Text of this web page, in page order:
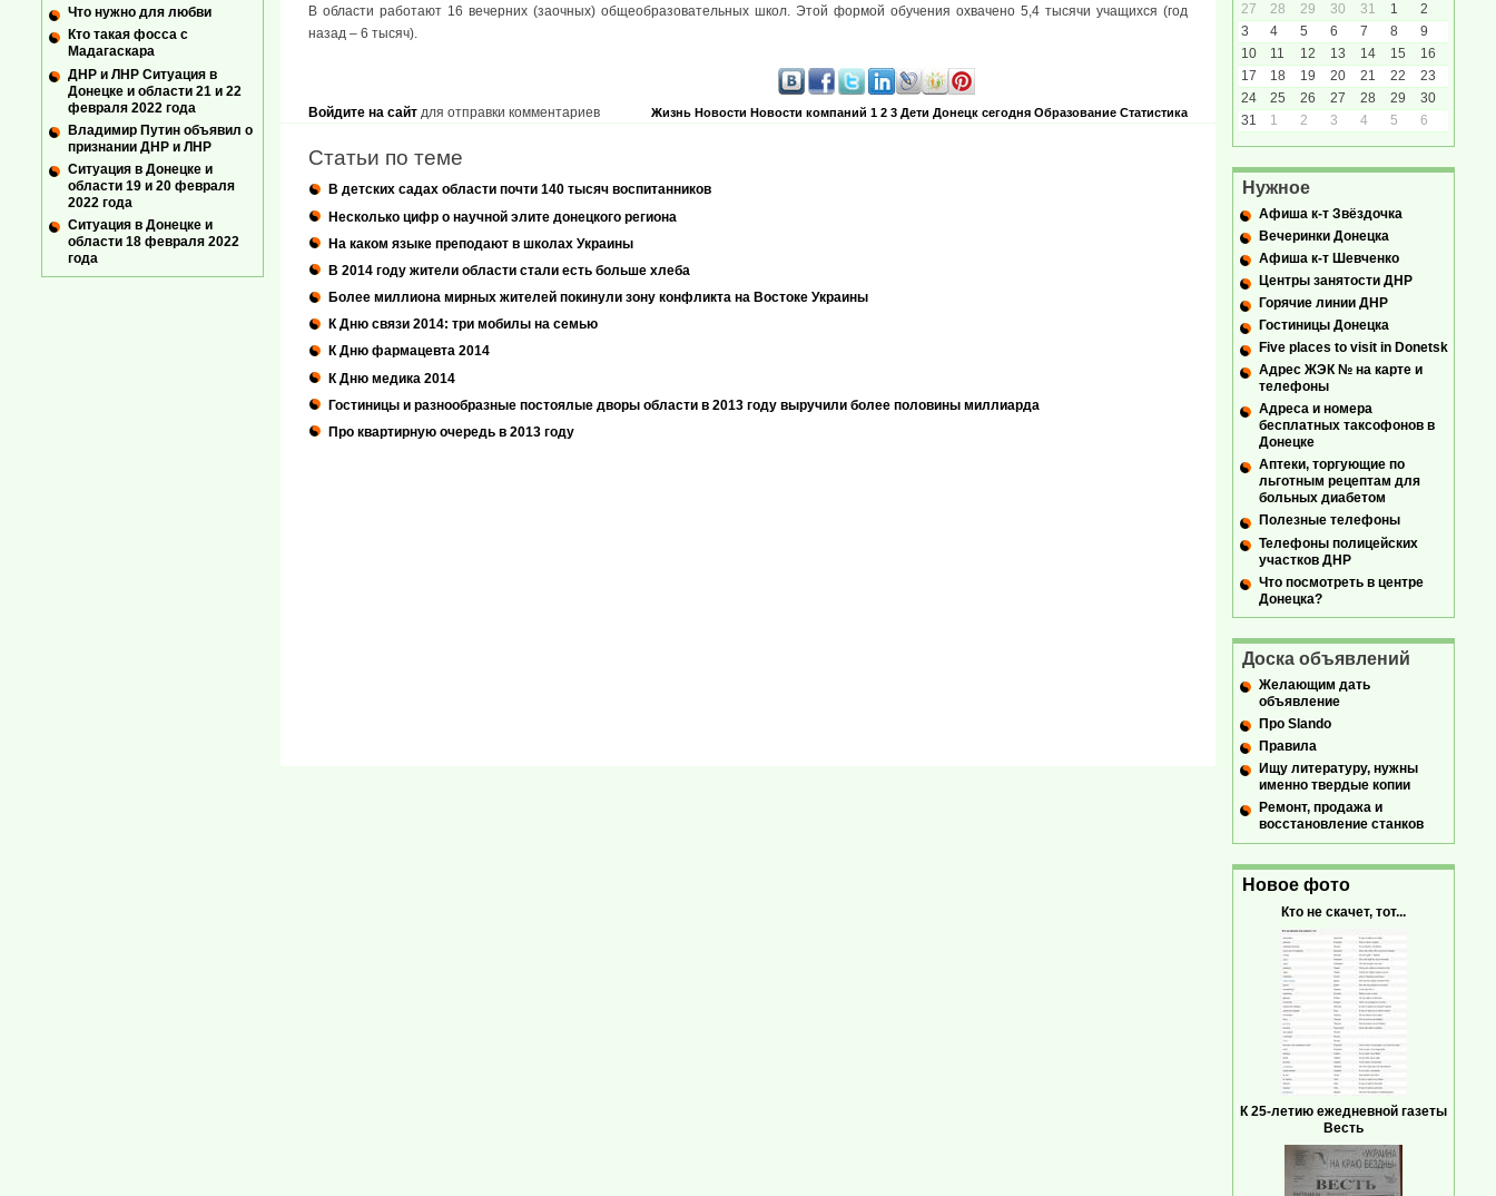
В области работают 16 вечерних (заочных) общеобразовательных школ. Этой формой обучения охвачено 5,4 тысячи учащихся (год
назад – 6 тысяч).
Жизнь Новости Новости компаний 1 2 3 Дети Донецк сегодня Образование Статистика
Войдите на сайт для отправки комментариев
Статьи по теме
В детских садах области почти 140 тысяч воспитанников
Несколько цифр о научной элите донецкого региона
На каком языке преподают в школах Украины
В 2014 году жители области стали есть больше хлеба
Более миллиона мирных жителей покинули зону конфликта на Востоке Украины
К Дню связи 2014: три мобилы на семью
К Дню фармацевта 2014
К Дню медика 2014
Гостиницы и разнообразные постоялые дворы области в 2013 году выручили более половины миллиарда
Про квартирную очередь в 2013 году
Что нужно для любви
Кто такая фосса с
Мадагаскара
ДНР и ЛНР Ситуация в
Донецке и области 21 и 22
февраля 2022 года
Владимир Путин объявил о
признании ДНР и ЛНР
Ситуация в Донецке и
области 19 и 20 февраля
2022 года
Ситуация в Донецке и
области 18 февраля 2022
года
27
28 29 30 31 1
2
3
4 5 6 7 8
9
10
11 12 13 14 15
16
17
18 19 20 21 22
23
24
25 26 27 28 29
30
31
1 2 3 4 5 6
Нужное
Афиша к-т Звёздочка
Вечеринки Донецка
Афиша к-т Шевченко
Центры занятости ДНР
Горячие линии ДНР
Гостиницы Донецка
Five places to visit in Donetsk
Адрес ЖЭК № на карте и
телефоны
Адреса и номера
бесплатных таксофонов в
Донецке
Аптеки, торгующие по
льготным рецептам для
больных диабетом
Полезные телефоны
Телефоны полицейских
участков ДНР
Что посмотреть в центре
Донецка?
Доска объявлений
Желающим дать
объявление
Про Slando
Правила
Ищу литературу, нужны
именно твердые копии
Ремонт, продажа и
восстановление станков
Новое фото
Кто не скачет, тот...
К 25-летию ежедневной газеты
Весть